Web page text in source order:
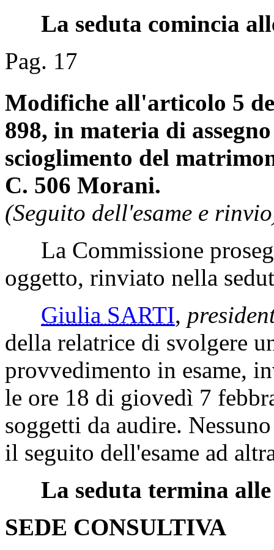
La seduta comincia
Pag. 17
Modifiche all'articolo 5
898, in materia di
scioglimento del
C. 506 Morani.
(Seguito dell'esame e
La Commissione
oggetto, rinviato nella
Giulia SARTI,
della relatrice di svolgere
provvedimento in esame,
le ore 18 di giovedì 7
soggetti da audire.
il seguito dell'esame ad
La seduta termina
SEDE CONSULTIVA